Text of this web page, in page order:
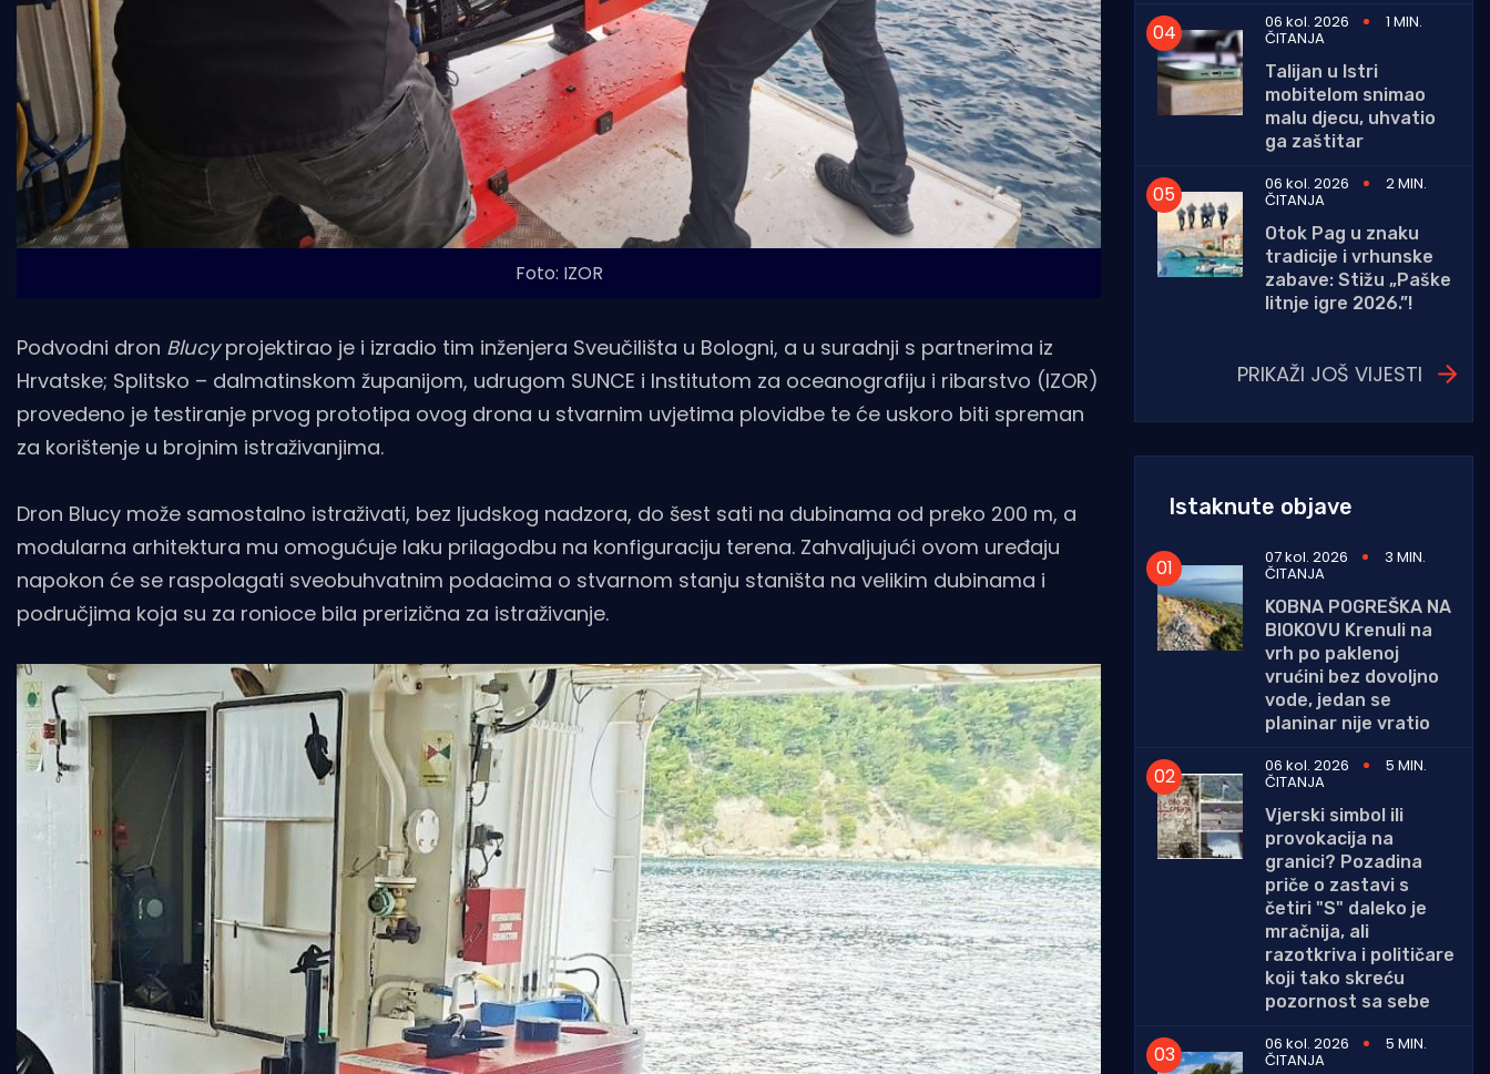
Foto: IZOR
Podvodni dron Blucyprojektirao je i izradio tim inženjera Sveučilišta u Bologni, a u suradnji s partnerima iz
Hrvatske; Splitsko – dalmatinskom županijom, udrugom SUNCE i Institutom za oceanografiju i ribarstvo (IZOR)
provedeno je testiranje prvog prototipa ovog drona u stvarnim uvjetima plovidbe te će uskoro biti spreman
za korištenje u brojnim istraživanjima.
Dron Blucy može samostalno istraživati, bez ljudskog nadzora, do šest sati na dubinama od preko 200 m, a
modularna arhitektura mu omogućuje laku prilagodbu na konfiguraciju terena. Zahvaljujući ovom uređaju
napokon će se raspolagati sveobuhvatnim podacima o stvarnom stanju staništa na velikim dubinama i
područjima koja su za ronioce bila prerizična za istraživanje.
06 kol. 2026
1 MIN.
ČITANJA
Talijan u Istri
mobitelom snimao
malu djecu, uhvatio
ga zaštitar
06 kol. 2026
2 MIN.
ČITANJA
Otok Pag u znaku
tradicije i vrhunske
zabave: Stižu „Paške
litnje igre 2026.”!
PRIKAŽI JOŠ VIJESTI
Istaknute objave
07 kol. 2026 3 MIN.
ČITANJA
KOBNA POGREŠKA NA
BIOKOVU Krenuli na
vrh po paklenoj
vrućini bez dovoljno
vode, jedan se
planinar nije vratio
06 kol. 2026
5 MIN.
ČITANJA
Vjerski simbol ili
provokacija na
granici? Pozadina
priče o zastavi s
četiri "S" daleko je
mračnija, ali
razotkriva i političare
koji tako skreću
pozornost sa sebe
06 kol. 2026
5 MIN.
ČITANJA